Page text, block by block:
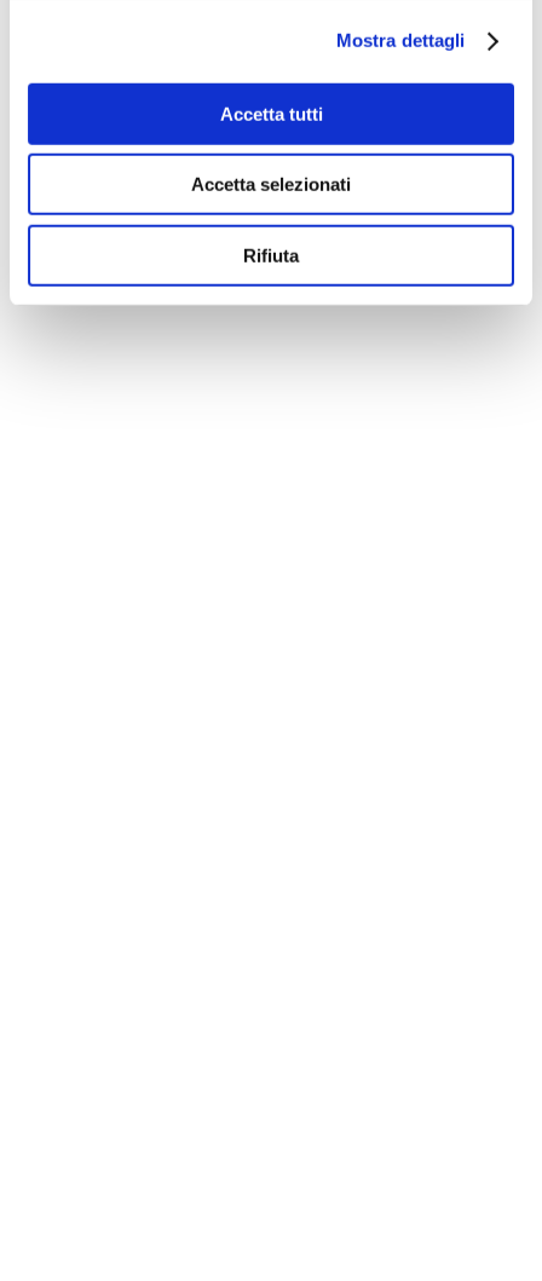
Mostra dettagli
Accetta tutti
Accetta selezionati
Rifiuta